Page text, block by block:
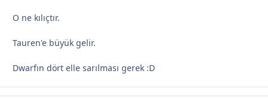
O ne kılıçtır.
Tauren'e büyük gelir.
Dwarfın dört elle sarılması gerek :D